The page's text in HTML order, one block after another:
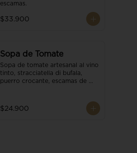
escamas.
$33.900
Sopa de Tomate
Sopa de tomate artesanal al vino
tinto, stracciatella di bufala,
puerro crocante, escamas de
pesto. Acompañado de un
tostón de pan focaccia.
$24.900